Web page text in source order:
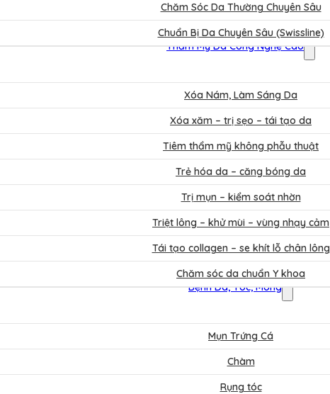
Chăm Sóc Da Thường Chuyên Sâu
Chuẩn Bị Da Chuyên Sâu (Swissline)
Thẩm Mỹ Da Công Nghệ Cao
Xóa Nám, Làm Sáng Da
Xóa xăm – trị sẹo – tái tạo da
Tiêm thẩm mỹ không phẫu thuật
Trẻ hóa da – căng bóng da
Trị mụn – kiểm soát nhờn
Triệt lông – khử mùi – vùng nhạy cảm
Tái tạo collagen – se khít lỗ chân lông
Chăm sóc da chuẩn Y khoa
Bệnh Da, Tóc, Móng
Mụn Trứng Cá
Chàm
Rụng tóc